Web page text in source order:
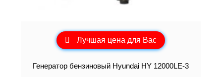
Лучшая цена для Вас
Генератор бензиновый Hyundai HY 12000LE-3